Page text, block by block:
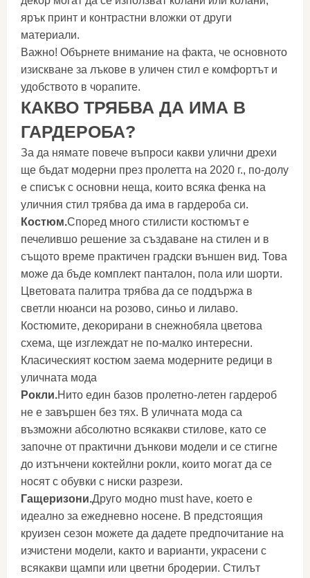
ярък принт и контрастни вложки от други
материали.
Важно! Обърнете внимание на факта, че основното
изискване за лъкове в уличен стил е комфортът и
удобството в чорапите.
КАКВО ТРЯБВА ДА ИМА В
ГАРДЕРОБА?
За да нямате повече въпроси какви улични дрехи
ще бъдат модерни през пролетта на 2020 г., по-долу
е списък с основни неща, които всяка фенка на
уличния стил трябва да има в гардероба си.
Костюм.Според много стилисти костюмът е
печелившо решение за създаване на стилен и в
същото време практичен градски външен вид. Това
може да бъде комплект панталон, пола или шорти.
Цветовата палитра трябва да се поддържа в
светли нюанси на розово, синьо и лилаво.
Костюмите, декорирани в снежнобяла цветова
схема, ще изглеждат не по-малко интересни.
Класическият костюм заема модерните редици в
уличната мода
Рокли.Нито един базов пролетно-летен гардероб
не е завършен без тях. В уличната мода са
възможни абсолютно всякакви стилове, като се
започне от практични дънкови модели и се стигне
до изтънчени коктейлни рокли, които могат да се
носят с обувки с ниски разрези.
Гащеризони.Друго модно must have, което е
идеално за ежедневно носене. В предстоящия
круизен сезон можете да дадете предпочитание на
изчистени модели, както и варианти, украсени с
всякакви щампи или цветни бродерии. Стилът